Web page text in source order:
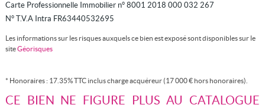
Carte Professionnelle Immobilier n° 8001 2018 000 032 267
N° T.V.A Intra FR63440532695
Les informations sur les risques auxquels ce bien est exposé sont disponibles sur le
siteGéorisques
* Honoraires : 17.35% TTC inclus charge acquéreur (17 000 € hors honoraires).
CE BIEN NE FIGURE PLUS AU CATALOGUE